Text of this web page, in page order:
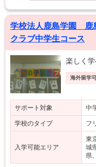
学校法人鹿島学園 鹿
クラブ中学生コース
楽しく
海外留学
サポート対象 中
学校のタイプ フ
入学可能エリア
東
城
県